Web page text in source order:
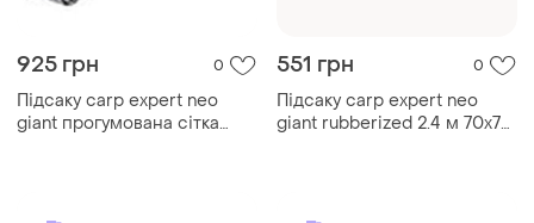
925 грн 0
Підсаку carp expert neo
giant прогумована сітка
551 грн 0
Підсаку carp expert neo
giant rubberized 2.4 м 70x70